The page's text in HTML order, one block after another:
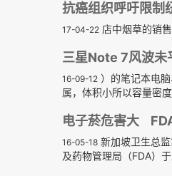
抗癌组织呼吁限制
17-04-22 店中烟草的销
三星Note 7风波未
16-09-12 ）的笔记本电
属，体积小所以容量密
电子菸危害大
16-05-18 新加坡卫生总
及药物管理局（FDA）